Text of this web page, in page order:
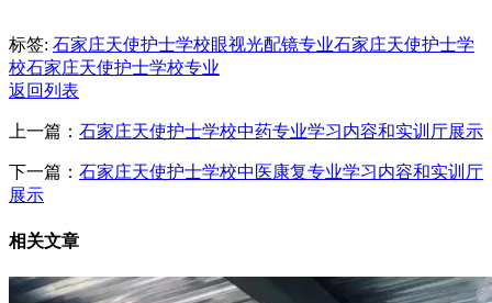
标签: 石家庄天使护士学校眼视光配镜专业石家庄天使护士学
校石家庄天使护士学校专业
返回列表
上一篇： 石家庄天使护士学校中药专业学习内容和实训厅展示
下一篇： 石家庄天使护士学校中医康复专业学习内容和实训厅
展示
相关文章